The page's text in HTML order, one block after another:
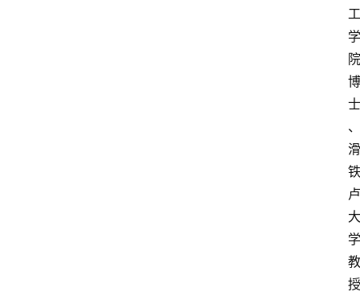
工
学
院
博
士
、
滑
铁
卢
大
学
教
授